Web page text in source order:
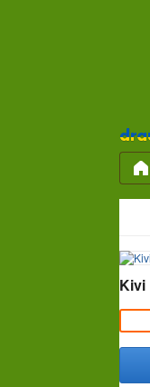
Pāriet
uz
saturu
Kivi